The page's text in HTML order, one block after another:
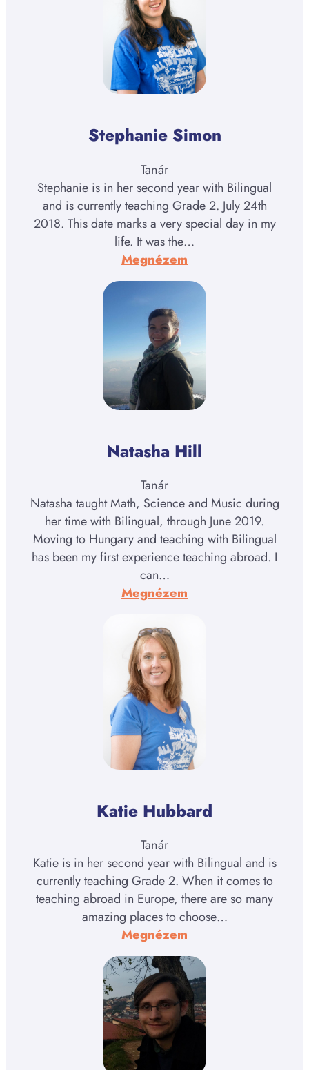
Stephanie Simon
Tanár
Stephanie is in her second year with Bilingual
and is currently teaching Grade 2. July 24th
2018. This date marks a very special day in my
life. It was the…
Megnézem
Stephanie
Simon
Natasha Hill
Tanár
Natasha taught Math, Science and Music during
her time with Bilingual, through June 2019.
Moving to Hungary and teaching with Bilingual
has been my first experience teaching abroad. I
can…
Megnézem
Katie Hubbard
Tanár
Katie is in her second year with Bilingual and is
currently teaching Grade 2. When it comes to
teaching abroad in Europe, there are so many
amazing places to choose…
Megnézem
Katie
Hubbard